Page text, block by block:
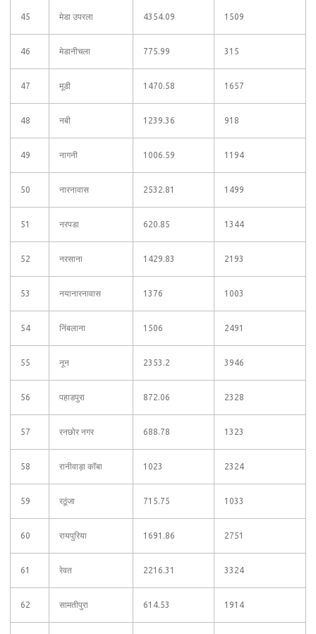
45 मेडा उपरला 4354.09 1509
46 मेडानीचला 775.99 315
47 मूडी 1470.58 1657
48 नबी 1239.36 918
49 नागनी 1006.59 1194
50 नारनावास 2532.81 1499
51 नरपडा 620.85 1344
52 नरसाना 1429.83 2193
53 नयानारनावास 1376 1003
54 निंबलाना 1506 2491
55 नून 2353.2 3946
56 पहाडपुरा 872.06 2328
57 रनछोर नगर 688.78 1323
58 रानीवाड़ा कॉबा 1023 2324
59 रठूंजा 715.75 1033
60 रायपुरिया 1691.86 2751
61 रेवत 2216.31 3324
62 सामतीपुरा 614.53 1914